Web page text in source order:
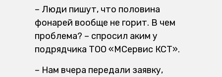
– Люди пишут, что половина
фонарей вообще не горит. В чем
проблема? – спросил аким у
подрядчика ТОО «МСервис КСТ».
– Нам вчера передали заявку,